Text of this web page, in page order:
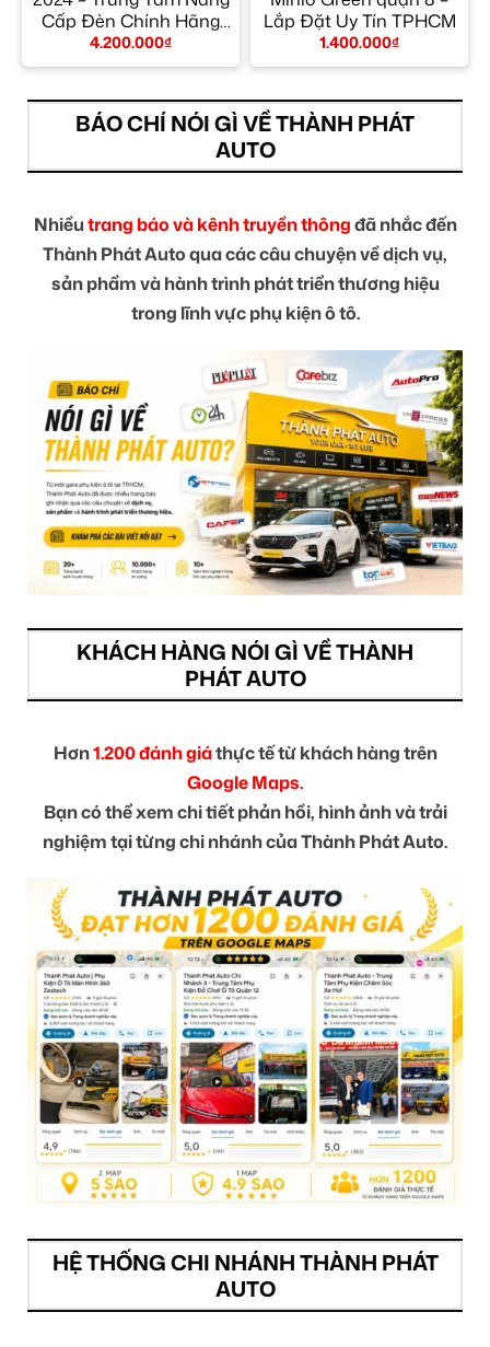
Cấp Đèn Chính Hãng
TPHCM
4.200.000₫
Lắp Đặt Uy Tín TPHCM
1.400.000₫
BÁO CHÍ NÓI GÌ VỀ THÀNH PHÁT
AUTO
Nhiềutrang báo và kênh truyền thôngđã nhắc đến
Thành Phát Auto qua các câu chuyện về dịch vụ,
sản phẩm và hành trình phát triển thương hiệu
trong lĩnh vực phụ kiện ô tô.
KHÁCH HÀNG NÓI GÌ VỀ THÀNH
PHÁT AUTO
Hơn1.200 đánh giáthực tế từ khách hàng trên
Google Maps.
Bạn có thể xem chi tiết phản hồi, hình ảnh và trải
nghiệm tại từng chi nhánh của Thành Phát Auto.
HỆ THỐNG CHI NHÁNH THÀNH PHÁT
AUTO